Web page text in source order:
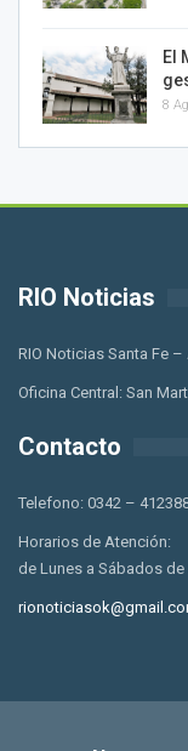
El
8
RIO Noticias
RIO Noticias Santa Fe
Oficina Central: San
Contacto
Telefono: 0342 –
Horarios de Atención:
de Lunes a Sábados de